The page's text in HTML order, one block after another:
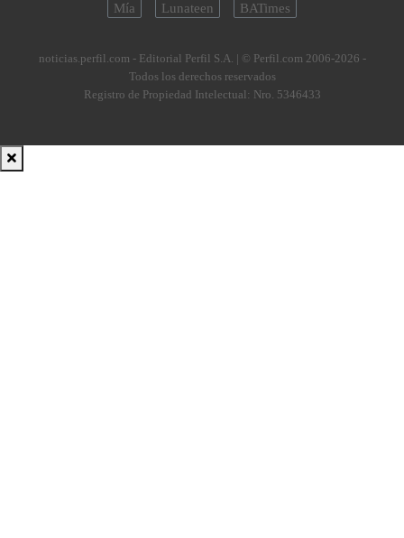
Mía
Lunateen BATimes
noticias.perfil.com - Editorial Perfil S.A. | © Perfil.com 2006-2026 -
Todos los derechos reservados
Registro de Propiedad Intelectual: Nro. 5346433